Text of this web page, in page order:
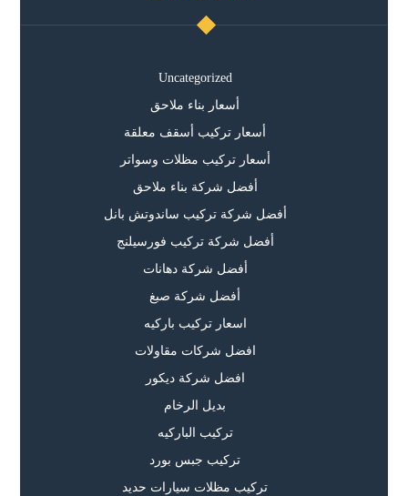
Uncategorized
أسعار بناء ملاحق
أسعار تركيب أسقف معلقة
أسعار تركيب مظلات وسواتر
أفضل شركة بناء ملاحق
أفضل شركة تركيب ساندوتش بانل
أفضل شركة تركيب فورسيلنج
أفضل شركة دهانات
أفضل شركة صبغ
اسعار تركيب باركيه
افضل شركات مقاولات
افضل شركة ديكور
بديل الرخام
تركيب الباركيه
تركيب جبس بورد
تركيب مظلات سيارات حديد